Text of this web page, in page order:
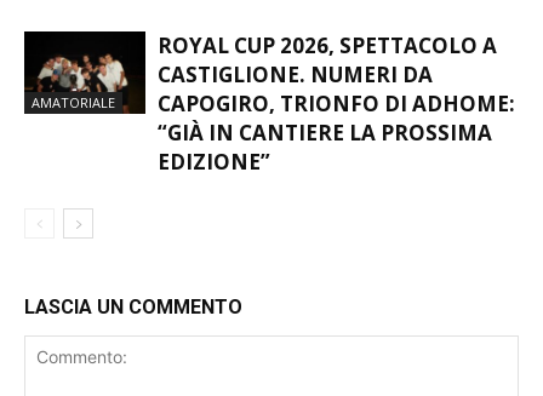
AMATORIALE
ROYAL CUP 2026, SPETTACOLO A
CASTIGLIONE. NUMERI DA
CAPOGIRO, TRIONFO DI ADHOME:
“GIÀ IN CANTIERE LA PROSSIMA
EDIZIONE”
LASCIA UN COMMENTO